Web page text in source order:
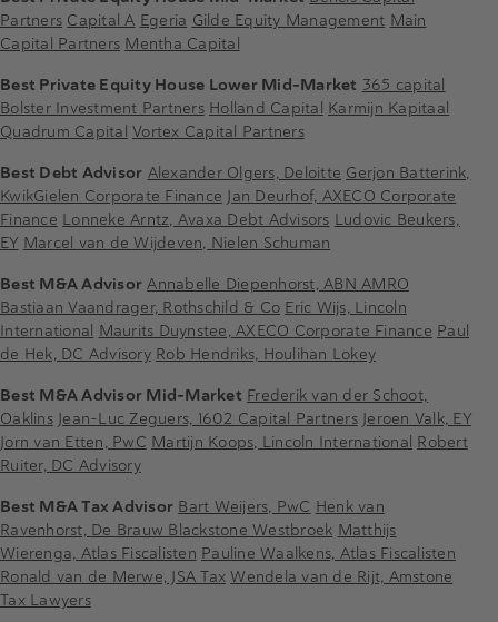
Partners Capital A Egeria Gilde Equity Management Main
Capital Partners Mentha Capital
Best Private Equity House Lower Mid-Market 365 capital
Bolster Investment Partners Holland Capital Karmijn Kapitaal
Quadrum Capital Vortex Capital Partners
Best Debt Advisor Alexander Olgers, Deloitte Gerjon Batterink,
KwikGielen Corporate Finance Jan Deurhof, AXECO Corporate
Finance Lonneke Arntz, Avaxa Debt Advisors Ludovic Beukers,
EY Marcel van de Wijdeven, Nielen Schuman
Best M&A Advisor Annabelle Diepenhorst, ABN AMRO
Bastiaan Vaandrager, Rothschild & Co Eric Wijs, Lincoln
International Maurits Duynstee, AXECO Corporate Finance Paul
de Hek, DC Advisory Rob Hendriks, Houlihan Lokey
Best M&A Advisor Mid-Market Frederik van der Schoot,
Oaklins Jean-Luc Zeguers, 1602 Capital Partners Jeroen Valk, EY
Jorn van Etten, PwC Martijn Koops, Lincoln International Robert
Ruiter, DC Advisory
Best M&A Tax Advisor Bart Weijers, PwC Henk van
Ravenhorst, De Brauw Blackstone Westbroek Matthijs
Wierenga, Atlas Fiscalisten Pauline Waalkens, Atlas Fiscalisten
Ronald van de Merwe, JSA Tax Wendela van de Rijt, Amstone
Tax Lawyers